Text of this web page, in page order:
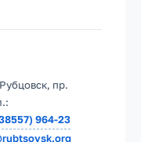
пр.
964-23